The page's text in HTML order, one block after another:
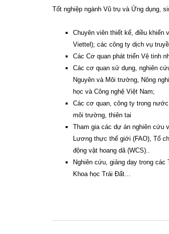
Tốt nghiệp ngành Vũ trụ và Ứng dụng,
Chuyên viên thiết kế, điều khiển
Viettel); các công ty dịch vụ
Các Cơ quan phát triển Vệ tinh
Các cơ quan sử dụng, nghiên
Nguyên và Môi trường, Nông
học và Công nghệ Việt Nam;
Các cơ quan, công ty trong
môi trường, thiên tai
Tham gia các dự án nghiên cứu
Lương thực thế giới (FAO), Tổ
động vật hoang dã (WCS)..
Nghiên cứu, giảng dạy trong
Khoa học Trái Đất…